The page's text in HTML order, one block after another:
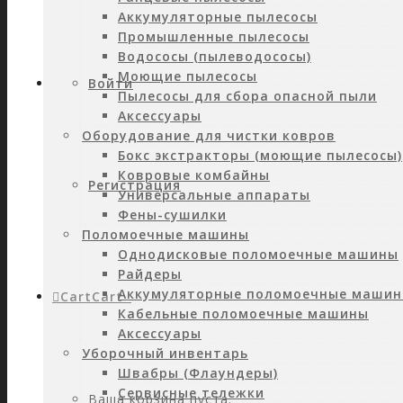
Войти
Регистрация
CartCart0
Ваша корзина пуста.
Аккумуляторные пылесосы
Промышленные пылесосы
Водососы (пылеводососы)
Моющие пылесосы
Пылесосы для сбора опасной пыли
Аксессуары
Оборудование для чистки ковров
Бокс экстракторы (моющие пылесосы)
Ковровые комбайны
Универсальные аппараты
Фены-сушилки
Поломоечные машины
Однодисковые поломоечные машины
Райдеры
Аккумуляторные поломоечные
Кабельные поломоечные машины
Аксессуары
Уборочный инвентарь
Швабры (Флаундеры)
Сервисные тележки